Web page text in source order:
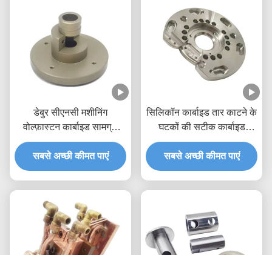
डेबुर सीएनसी मशीनिंग
वोल्फ़ास्टन कार्बाइड सामग्री
सीमेंट
सबसे अच्छी कीमत पाएं
सिलिकॉन कार्बाइड तार काटने के
घटकों की सटीक कार्बाइड
मशीनिंग प्रक्रियाएं
सबसे अच्छी कीमत पाएं